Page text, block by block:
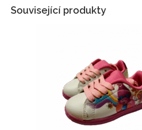
Související produkty